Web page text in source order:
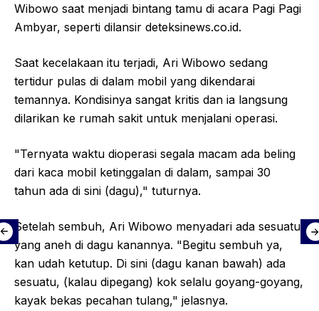
Wibowo saat menjadi bintang tamu di acara Pagi Pagi
Ambyar, seperti dilansir deteksinews.co.id.
Saat kecelakaan itu terjadi, Ari Wibowo sedang
tertidur pulas di dalam mobil yang dikendarai
temannya. Kondisinya sangat kritis dan ia langsung
dilarikan ke rumah sakit untuk menjalani operasi.
"Ternyata waktu dioperasi segala macam ada beling
dari kaca mobil ketinggalan di dalam, sampai 30
tahun ada di sini (dagu)," tuturnya.
Setelah sembuh, Ari Wibowo menyadari ada sesuatu
yang aneh di dagu kanannya. "Begitu sembuh ya,
kan udah ketutup. Di sini (dagu kanan bawah) ada
sesuatu, (kalau dipegang) kok selalu goyang-goyang,
kayak bekas pecahan tulang," jelasnya.